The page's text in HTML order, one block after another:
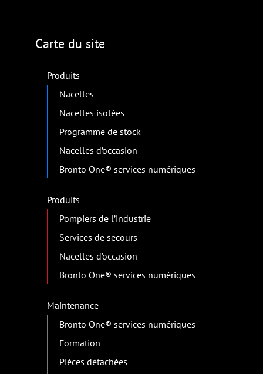
Carte du site
Produits
Nacelles
Nacelles isolées
Programme de stock
Nacelles d’occasion
Bronto One® services numériques
Produits
Pompiers de l’industrie
Services de secours
Nacelles d’occasion
Bronto One® services numériques
Maintenance
Bronto One® services numériques
Formation
Pièces détachées